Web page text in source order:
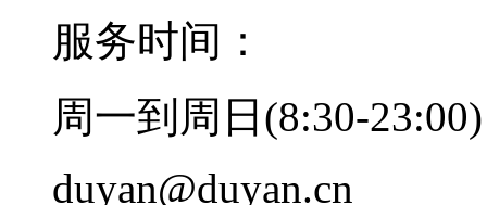
服务时间：
周一到周日(8:30-23:00)
duyan@duyan.cn